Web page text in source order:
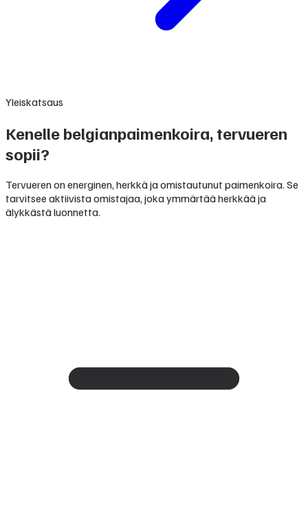
Yleiskatsaus
Kenelle belgianpaimenkoira, tervueren
sopii?
Tervueren on energinen, herkkä ja omistautunut paimenkoira. Se
tarvitsee aktiivista omistajaa, joka ymmärtää herkkää ja
älykkästä luonnetta.